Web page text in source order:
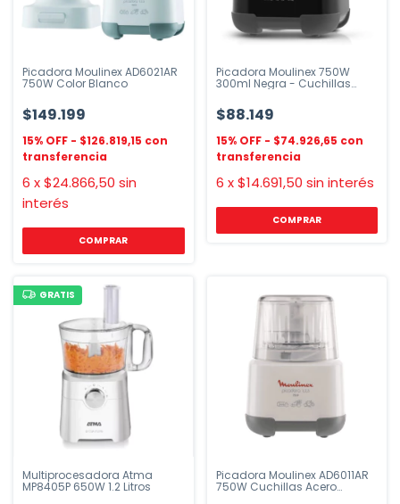
Picadora Moulinex AD6021AR
750W Color Blanco
$149.199
$126.819,15
6 x$24.866,50 sin
interés
Picadora Moulinex 750W
300ml Negra - Cuchillas
$88.149
$74.926,65
6 x$14.691,50 sin interés
GRATIS
Multiprocesadora Atma
MP8405P 650W 1.2 Litros
Picadora Moulinex AD6011AR
750W Cuchillas Acero